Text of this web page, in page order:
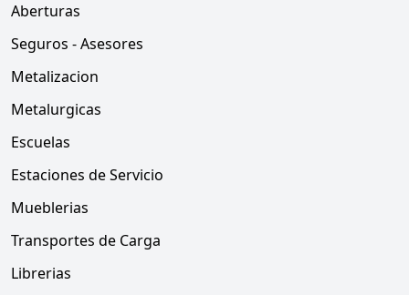
Aberturas
Seguros - Asesores
Metalizacion
Metalurgicas
Escuelas
Estaciones de Servicio
Mueblerias
Transportes de Carga
Librerias